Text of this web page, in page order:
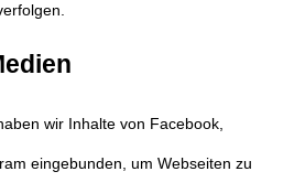
wir Inhalte von Facebook,
eingebunden, um Webseiten zu